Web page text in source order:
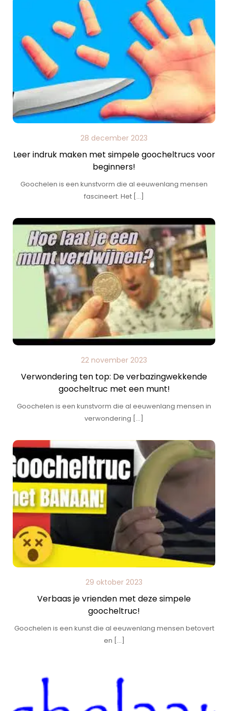
28 december 2023
Leer indruk maken met simpele goocheltrucs voor
beginners!
Goochelen is een kunstvorm die al eeuwenlang mensen
fascineert. Het […]
22 november 2023
Verwondering ten top: De verbazingwekkende
goocheltruc met een munt!
Goochelen is een kunstvorm die al eeuwenlang mensen in
verwondering […]
29 oktober 2023
Verbaas je vrienden met deze simpele
goocheltruc!
Goochelen is een kunst die al eeuwenlang mensen betovert
en […]